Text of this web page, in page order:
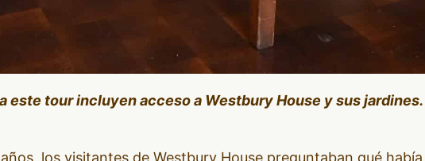
este tour incluyen acceso a Westbury House y sus
los visitantes de Westbury House preguntaban qué